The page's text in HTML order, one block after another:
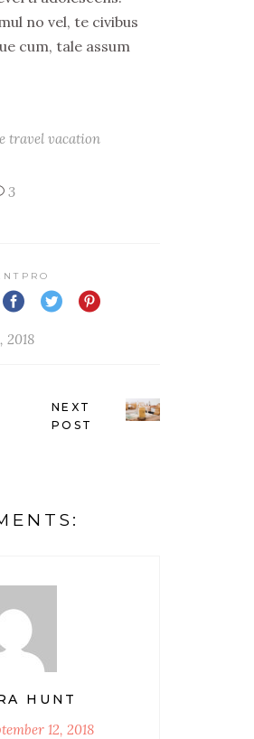
no vel, te civibus
cum, tale assum
travel vacation
3
2018
NEXT
POST
HUNT
12, 2018